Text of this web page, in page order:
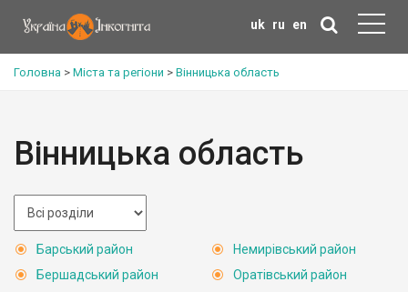
uk ru en
Головна > Міста та регіони > Вінницька область
Вінницька область
Барський район
Бершадський район
Немирівський район
Оратівський район